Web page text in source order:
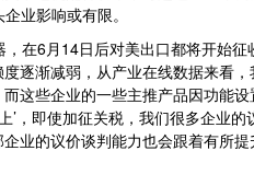
业影响或有限。
在6月14日后对美出口都将开始征
逐渐减弱，从产业在线数据来看
些企业的一些主推产品因功能设
，即使加征关税，我们很多企业
业的议价谈判能力也会跟着有所提